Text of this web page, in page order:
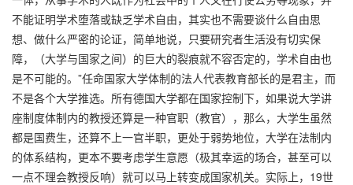
不能证明学术堕落或缺乏学术自由，其实也不需要谈什么自由思
想、做什么严密的论证，简单地说，只要研究者生活没有切实保
障，（大学与国家之间）的巨大的裂痕就不容否定的，学术自由也
是不可能的。”任命国家大学体制的法人代表教育部长的是君主，而
不是各个大学推选。所有德国大学都在国家控制下，如果说大学讲
座制度体制内的教授还算是一种官职（教官），那么，大学生虽然
都是国费生，还算不上一官半职，更处于弱势地位，大学在法制内
的体系结构，更本不要考虑学生意愿（极其幸运的场合，甚至可以
一点不理会教授反响）就可以马上转变成国家机关。实际上，19世